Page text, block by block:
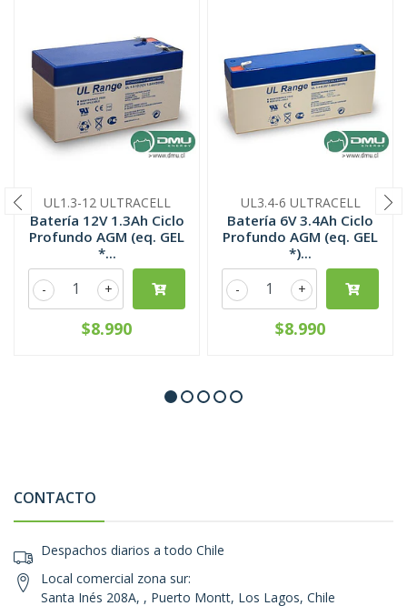
UL1.3-12 ULTRACELL
Batería 12V 1.3Ah Ciclo
Profundo AGM (eq. GEL
*...
+
-
$8.990
UL3.4-6 ULTRACELL
Batería 6V 3.4Ah Ciclo
Profundo AGM (eq. GEL
*)...
+
-
$8.990
CONTACTO
Despachos diarios a todo Chile
Local comercial zona sur:
Santa Inés 208A, , Puerto Montt, Los Lagos, Chile